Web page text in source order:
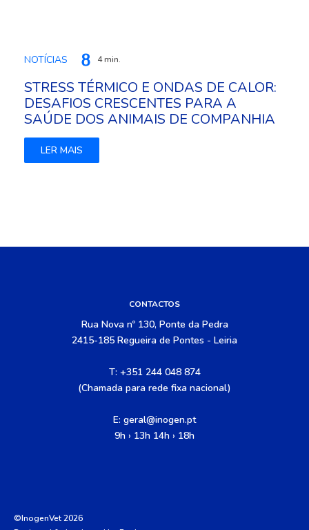
NOTÍCIAS 4 min.
STRESS TÉRMICO E ONDAS DE CALOR:
DESAFIOS CRESCENTES PARA A
SAÚDE DOS ANIMAIS DE COMPANHIA
LER MAIS
CONTACTOS
Rua Nova nº 130, Ponte da Pedra
2415-185 Regueira de Pontes - Leiria
T: +351 244 048 874
(Chamada para rede fixa nacional)
E: geral@inogen.pt
9h › 13h 14h › 18h
©InogenVet 2026